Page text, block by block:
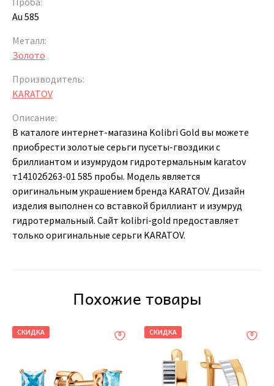
Au 585
Металл:
Золото
Производитель:
KARATOV
Описание:
В каталоге интернет-магазина Kolibri Gold вы можете
приобрести золотые серьги пусеты-гвоздики с
бриллиантом и изумрудом гидротермальным karatov
т14102б263-01 585 пробы. Модель является
оригинальным украшением бренда KARATOV. Дизайн
изделия выполнен со вставкой бриллиант и изумруд
гидротермальный. Сайт kolibri-gold предоставляет
только оригинальные серьги KARATOV.
Похожие товары
СКИДКА СКИДКА